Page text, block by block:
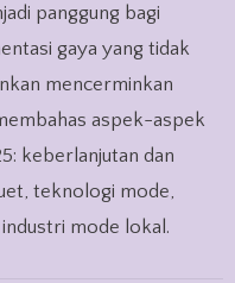
panggung bagi
gaya yang tidak
mencerminkan
aspek-aspek
keberlanjutan dan
teknologi mode,
mode lokal.